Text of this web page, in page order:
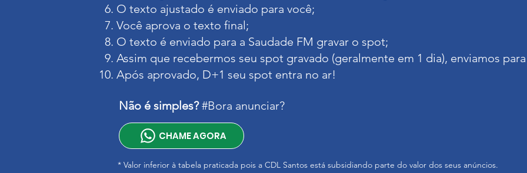
O texto ajustado é enviado para você;
Você aprova o texto final;
O texto é enviado para a Saudade FM gravar o spot;
Assim que recebermos seu spot gravado (geralmente em 1 dia), enviamos
Após aprovado, D+1 seu spot entra no ar!
Não é simples?#Bora anunciar?
CHAME AGORA
* Valor inferior à tabela praticada pois a CDL Santos está subsidiando parte do valor dos seus anúncios.